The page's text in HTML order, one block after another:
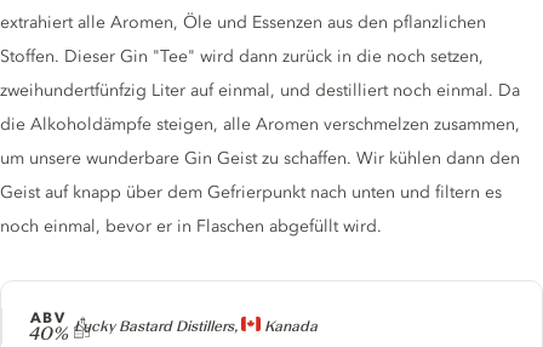
Producer
Lucky Bastard Distillers, Kanada
ABV
40%
extrahiert alle Aromen, Öle und Essenzen aus den pflanzlichen
Stoffen. Dieser Gin "Tee" wird dann zurück in die noch setzen,
zweihundertfünfzig Liter auf einmal, und destilliert noch einmal. Da
die Alkoholdämpfe steigen, alle Aromen verschmelzen zusammen,
um unsere wunderbare Gin Geist zu schaffen. Wir kühlen dann den
Geist auf knapp über dem Gefrierpunkt nach unten und filtern es
noch einmal, bevor er in Flaschen abgefüllt wird.